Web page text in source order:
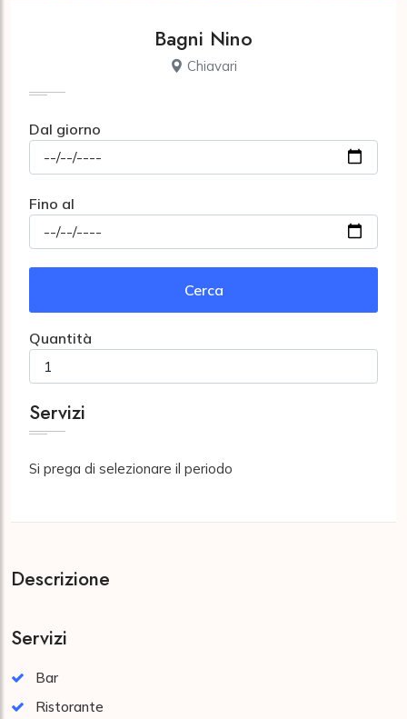
Bagni Nino
Chiavari
Dal giorno
Fino al
Cerca
Quantità
Servizi
Si prega di selezionare il periodo
Descrizione
Servizi
Bar
Ristorante